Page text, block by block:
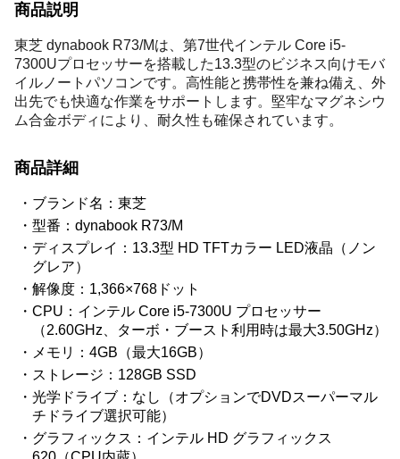
商品説明
東芝 dynabook R73/Mは、第7世代インテル Core i5-
7300Uプロセッサーを搭載した13.3型のビジネス向けモバ
イルノートパソコンです。高性能と携帯性を兼ね備え、外
出先でも快適な作業をサポートします。堅牢なマグネシウ
ム合金ボディにより、耐久性も確保されています。
商品詳細
ブランド名：東芝
型番：dynabook R73/M
ディスプレイ：13.3型 HD TFTカラー LED液晶（ノン
グレア）
解像度：1,366×768ドット
CPU：インテル Core i5-7300U プロセッサー
（2.60GHz、ターボ・ブースト利用時は最大3.50GHz）
メモリ：4GB（最大16GB）
ストレージ：128GB SSD
光学ドライブ：なし（オプションでDVDスーパーマル
チドライブ選択可能）
グラフィックス：インテル HD グラフィックス